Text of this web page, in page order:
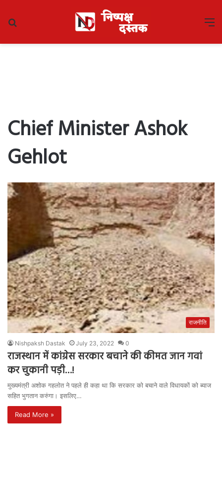
Chief Minister Ashok
Gehlot
राजनीति
Nishpaksh Dastak July 23, 2022 0
राजस्थान में कांग्रेस सरकार बचाने की कीमत जान गवां
कर चुकानी पड़ी…!
मुख्यमंत्री अशोक गहलोत ने पहले ही कहा था कि सरकार को बचाने वाले विधायकों को ब्याज
सहित भुगतान करुंगा। इसलिए…
Read More »